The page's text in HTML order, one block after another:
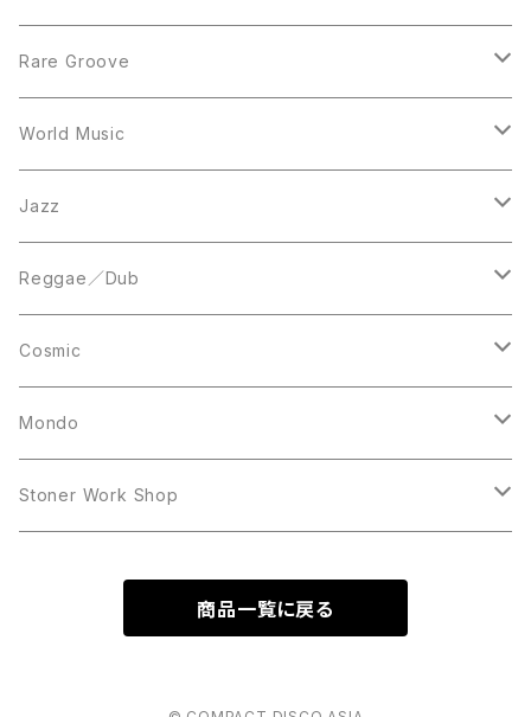
12inch
7inch
12inch
LP
Acetate Press
10inch
Rare Groove
12inch
LP
World Music
12inch
LP
Jazz
LP
12inch
Reggae／Dub
LP
12inch
Cosmic
12inch
LP
Mondo
LP
Stoner Work Shop
商品一覧に戻る